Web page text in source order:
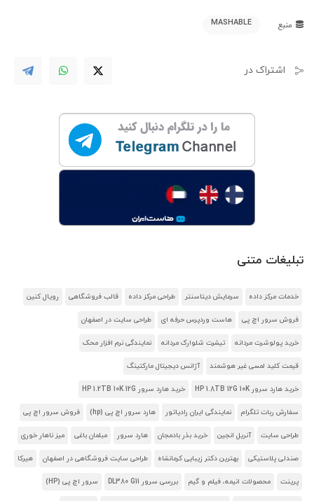
منبع MASHABLE
اشتراک در
تبلیغات متنی
خدمات مرکز داده سرمایش دیتاسنتر طراحی مرکز داده قالب فروشگاهی رویال کنین
فروش سرور اچ پی هاست وردپرس حرفه ای طراحی سایت در اصفهان
خرید پولوشرت مردانه تیشرت شلوارک مردانه نمایندگی نرم افزار محک
قیمت کلید لمسی غیر هوشمند آژانس دیجیتال مارکتینگ
خرید هارد سرور HP 1.8TB 12G 10K خرید هارد سرور HP 1.2TB 10K 12G
سفارش ربات تلگرام نمایندگی ایران رادیاتور هارد سرور اچ پی (hp) فروش سرور اچ پی
طراحی سایت آنریل انجین خرید بذر بادمجان هارد سرور مبلمان باغی میز ناهار خوری
صندلی پلاستیکی بهترین دکتر زیبایی کرمانشاه طراحی سایت فروشگاهی در اصفهان هیرکا
پرینت محصولات انیمه، فیلم و گیم بررسی سرور DL380 G11 سرور اچ پی (HP)